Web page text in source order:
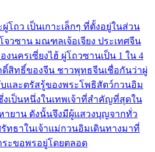
โถว เป็นเกาะเล็กๆ ที่ตั้งอยู่ในส่วน
จวซาน มณฑลเจ้อเจียง ประเทศจีน
นครเซี่ยงไฮ้ ผู่โถวซานเป็น 1 ใน 4
สิทธิ์ของจีน ชาวพุทธจีนเชื่อกันว่าผู่
และตรัสรู้ของพระโพธิสัตว์กวนอิม
เป็นหนึ่งในเทพเจ้าที่สำคัญที่สุดใน
ยาน ดังนั้นจึงมีผู้แสวงบุญจากทั่ว
ทธาในเจ้าแม่กวนอิมเดินทางมาที่
ระขอพรอยู่โดยตลอด